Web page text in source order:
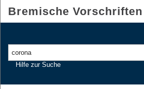
Bremische Vorschriften
Hilfe zur Suche